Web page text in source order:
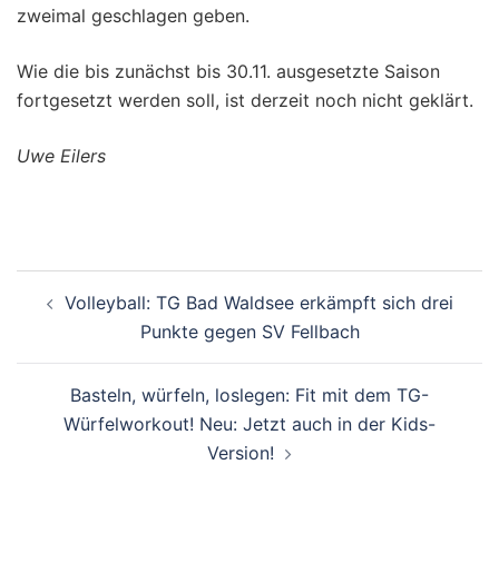
zweimal geschlagen geben.
Wie die bis zunächst bis 30.11. ausgesetzte Saison
fortgesetzt werden soll, ist derzeit noch nicht geklärt.
Uwe Eilers
Volleyball: TG Bad Waldsee erkämpft sich drei
Punkte gegen SV Fellbach
Basteln, würfeln, loslegen: Fit mit dem TG-
Würfelworkout! Neu: Jetzt auch in der Kids-
Version!